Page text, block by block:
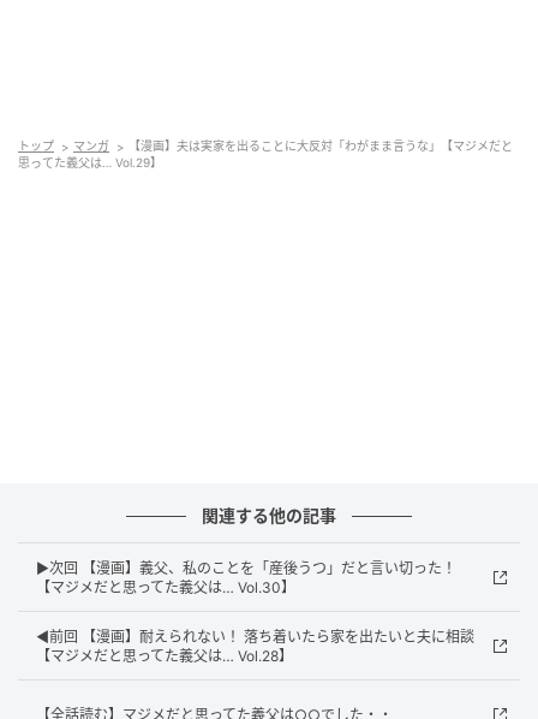
トップ マンガ
【漫画】夫は実家を出ることに大反対「わがまま言うな」【マジメだと
思ってた義父は… Vol.29】
関連する他の記事
▶次回 【漫画】義父、私のことを「産後うつ」だと言い切った！
【マジメだと思ってた義父は… Vol.30】
◀前回 【漫画】耐えられない！ 落ち着いたら家を出たいと夫に相談
【マジメだと思ってた義父は… Vol.28】
【全話読む】マジメだと思ってた義父は○○でした・・